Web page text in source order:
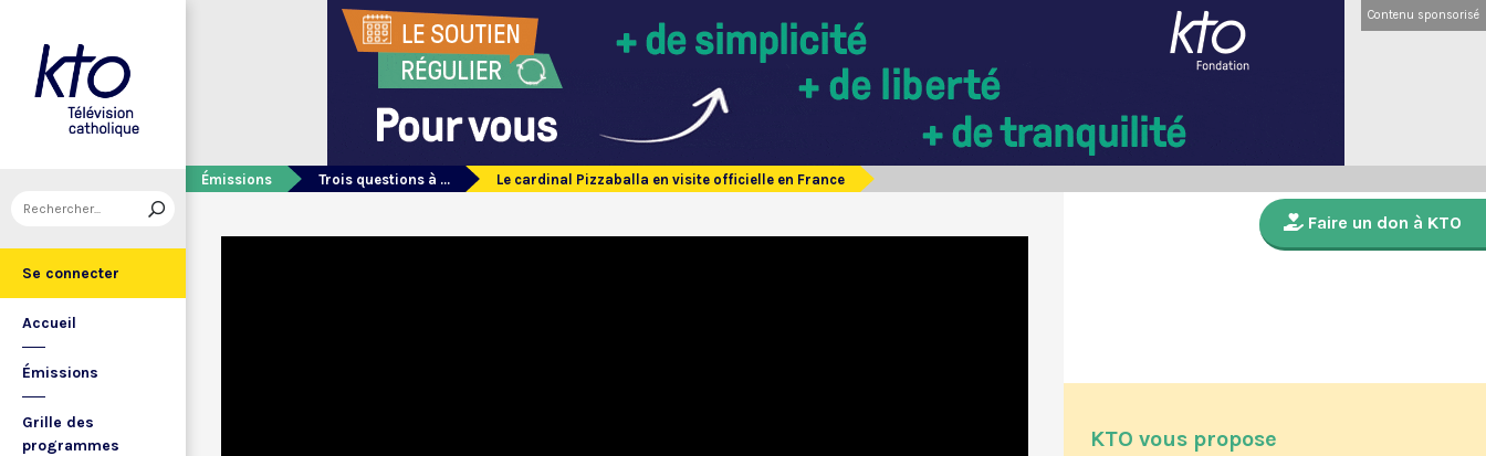
Se connecter
Accueil
Émissions
Grille des
programmes
Contenu sponsorisé
Émissions Trois questions à ... Le cardinal Pizzaballa en visite officielle en France
Faire un don à KTO
KTO vous propose